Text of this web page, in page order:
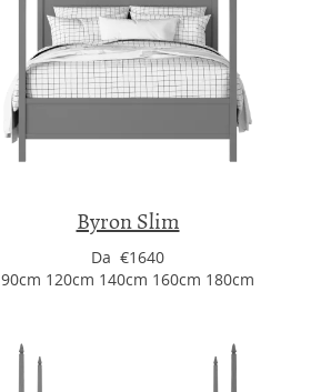
Byron Slim
Da €1640
90cm 120cm 140cm 160cm 180cm